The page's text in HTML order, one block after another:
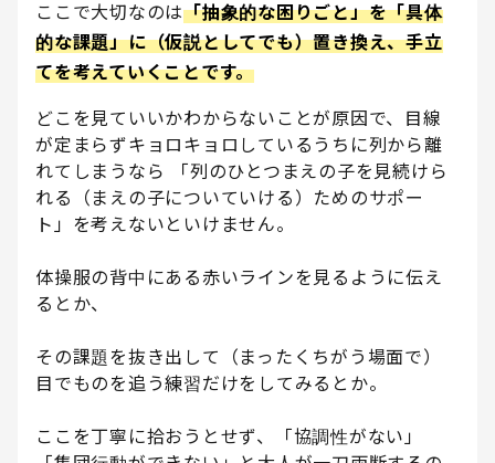
ここで大切なのは「抽象的な困りごと」を「具体
的な課題」に（仮説としてでも）置き換え、手立
てを考えていくことです。
どこを見ていいかわからないことが原因で、目線
が定まらずキョロキョロしているうちに列から離
れてしまうなら 「列のひとつまえの子を見続けら
れる（まえの子についていける）ためのサポー
ト」を考えないといけません。
体操服の背中にある赤いラインを見るように伝え
るとか、
その課題を抜き出して（まったくちがう場面で）
目でものを追う練習だけをしてみるとか。
ここを丁寧に拾おうとせず、「協調性がない」